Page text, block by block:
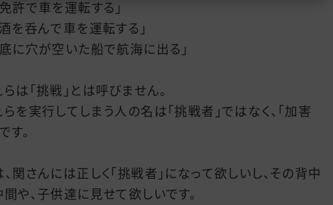
免許で車を運転する」
酒を呑んで車を運転する」
底に穴が空いた船で航海に出る」
らは「挑戦」とは呼びません。
らを実行してしまう人の名は「挑戦者」ではなく、「加害
す。
関さんには正しく「挑戦者」になって欲しいし、その背中
間や、子供達に見せて欲しいです。